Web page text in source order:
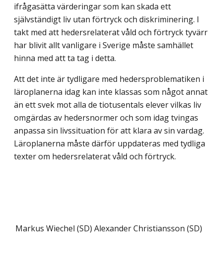
ifrågasätta värderingar som kan skada ett
självständigt liv utan förtryck och diskriminering. I
takt med att hedersrelaterat våld och förtryck tyvärr
har blivit allt vanligare i Sverige måste samhället
hinna med att ta tag i detta.
Att det inte är tydligare med hedersproblematiken i
läroplanerna idag kan inte klassas som något annat
än ett svek mot alla de tiotusentals elever vilkas liv
omgärdas av hedersnormer och som idag tvingas
anpassa sin livssituation för att klara av sin vardag.
Läroplanerna måste därför uppdateras med tydliga
texter om hedersrelaterat våld och förtryck.
Markus Wiechel (SD) Alexander Christiansson (SD)